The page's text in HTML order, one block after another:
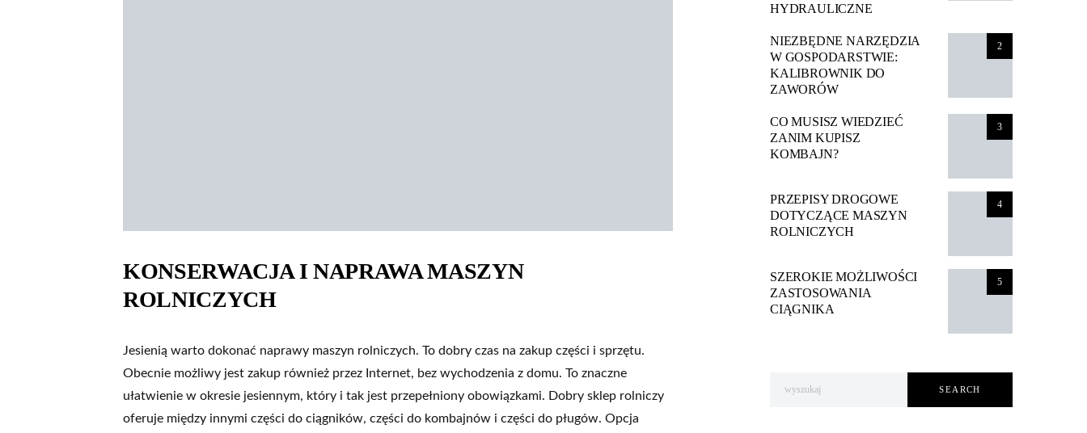
KONSERWACJA I NAPRAWA MASZYN
ROLNICZYCH
Jesienią warto dokonać naprawy maszyn rolniczych. To dobry czas na zakup części i sprzętu.
Obecnie możliwy jest zakup również przez Internet, bez wychodzenia z domu. To znaczne
ułatwienie w okresie jesiennym, który i tak jest przepełniony obowiązkami. Dobry sklep rolniczy
oferuje między innymi części do ciągników, części do kombajnów i części do pługów. Opcja
HYDRAULICZNE
2
NIEZBĘDNE NARZĘDZIA
W GOSPODARSTWIE:
KALIBROWNIK DO
ZAWORÓW
3
CO MUSISZ WIEDZIEĆ
ZANIM KUPISZ
KOMBAJN?
4
PRZEPISY DROGOWE
DOTYCZĄCE MASZYN
ROLNICZYCH
5
SZEROKIE MOŻLIWOŚCI
ZASTOSOWANIA
CIĄGNIKA
SEARCH